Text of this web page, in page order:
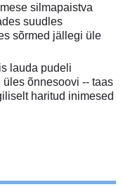
silmapaistva
suudles
sõrmed jällegi üle
lauda pudeli
õnnesoovi -- taas
haritud inimesed